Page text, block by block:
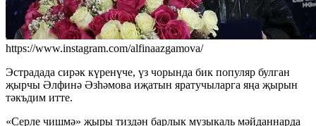
https://www.instagram.com/alfinaazgamova/
Эстрадада сирәк күренүче, үз чорында бик популяр булган
җырчы Әлфинә Әзһәмова иҗатын яратучыларга яңа җырын
тәкъдим итте.
«Серле чишмә» җыры тиздән барлык музыкаль мәйданнарда